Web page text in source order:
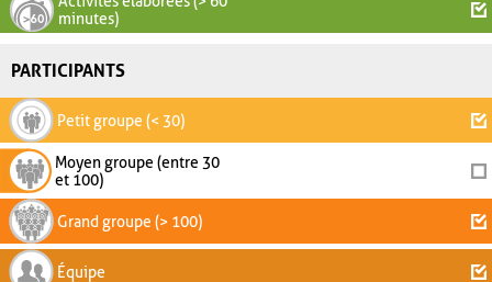
minutes)
PARTICIPANTS
Petit groupe (< 30)
Moyen groupe (entre 30
et 100)
Grand groupe (> 100)
Équipe